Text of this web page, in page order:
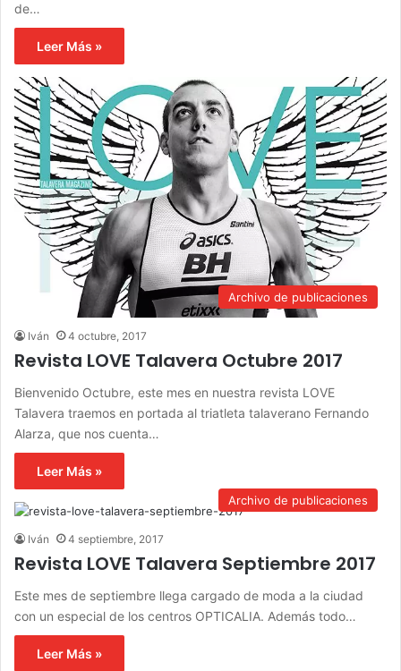
de…
Leer Más »
Archivo de publicaciones
Iván 4 octubre, 2017
Revista LOVE Talavera Octubre 2017
Bienvenido Octubre, este mes en nuestra revista LOVE
Talavera traemos en portada al triatleta talaverano Fernando
Alarza, que nos cuenta…
Leer Más »
Archivo de publicaciones
Iván 4 septiembre, 2017
Revista LOVE Talavera Septiembre 2017
Este mes de septiembre llega cargado de moda a la ciudad
con un especial de los centros OPTICALIA. Además todo…
Leer Más »